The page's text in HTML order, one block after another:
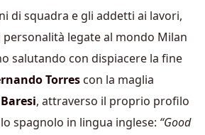
di squadra e gli addetti ai lavori,
personalità legate al mondo Milan
salutando con dispiacere la fine
Torres con la maglia
, attraverso il proprio profilo
spagnolo in lingua inglese: “Good